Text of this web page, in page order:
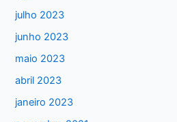
a
r
p
o
r
julho 2023
junho 2023
maio 2023
abril 2023
janeiro 2023